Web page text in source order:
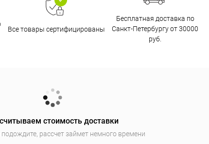
Все товары сертифицированы
Бесплатная доставка по
Санкт-Петербургу от 30000
руб.
стоимость доставки
рассчет займет немного времени